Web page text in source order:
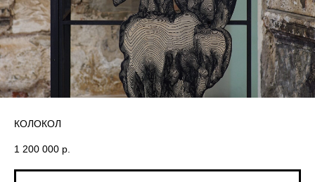
КОЛОКОЛ
1 200 000 р.